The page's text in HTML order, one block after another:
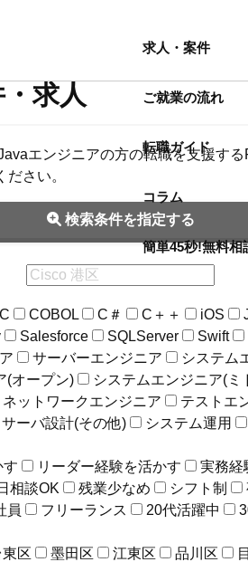
求人・案件
ご就業の流れ
転職ガイド
コラム
簡単45秒!無料相
求人
エンジニアの方の転職を支援す
さい。
検索条件を指定する
C COBOL C＃ C＋＋ iOS
Salesforce SQLServer Swift
サーバーエンジニア システム
(オープン) システムエンジニア(ミ
ネットワークエンジニア テストエ
サーバ設計(その他) システム運用
す リーダー経験を活かす 実務経
相談OK 残業少なめ シフト制
員 フリーランス 20代活躍中
東区 墨田区 江東区 品川区